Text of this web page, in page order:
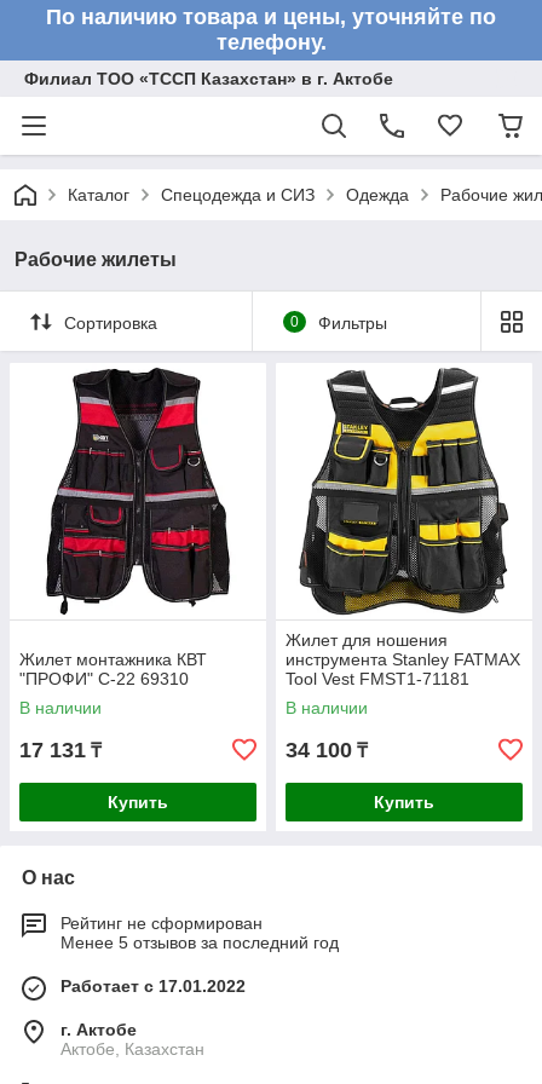
По наличию товара и цены, уточняйте по
телефону.
Филиал ТОО «ТССП Казахстан» в г. Актобе
Каталог Спецодежда и СИЗ Одежда Рабочие
Рабочие жилеты
Сортировка 0 Фильтры
Жилет монтажника КВТ
"ПРОФИ" С-22 69310
В наличии
17 131 ₸
Купить
Жилет для ношения
инструмента Stanley FATMAX
Tool Vest FMST1-71181
В наличии
34 100 ₸
Купить
О нас
Рейтинг не сформирован
Менее 5 отзывов за последний год
Работает с 17.01.2022
г. Актобе
Актобе, Казахстан